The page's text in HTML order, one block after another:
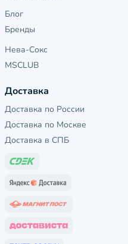
Блог
Бренды
Нева-Сокс
MSCLUB
Доставка
Доставка по России
Доставка по Москве
Доставка в СПБ